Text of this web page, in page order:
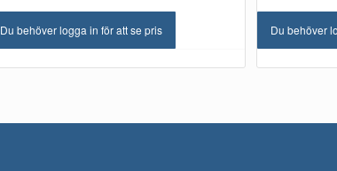
Du behöver logga in för att se pris Du behöver